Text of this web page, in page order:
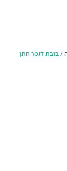
/ בובת דנסר חתן